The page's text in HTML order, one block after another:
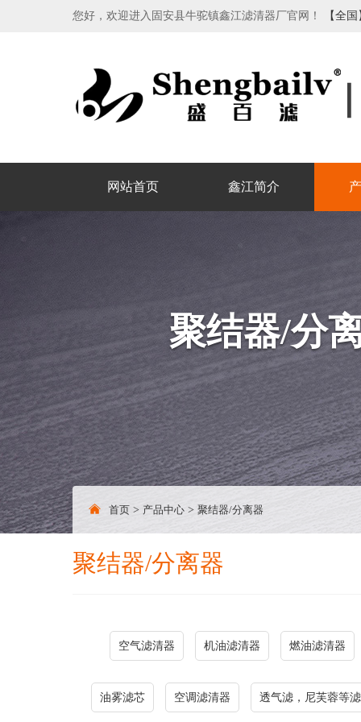
您好，欢迎进入固安县牛驼镇鑫江滤清器厂官网！ 【全
网站首页 鑫江简介
聚结器/分
首页 > 产品中心 > 聚结器/分离器
聚结器/分离器
空气滤清器 机油滤清器 燃油滤清器
油雾滤芯 空调滤清器 透气滤，尼芙蓉等